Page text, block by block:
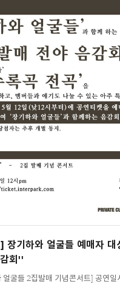
장기하와 얼굴들 예매자 대
회''
얼굴들 2집발매 기념콘서트] 공연